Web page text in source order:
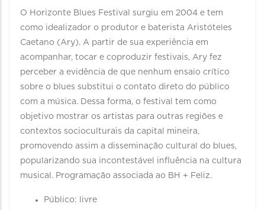
O Horizonte Blues Festival surgiu em 2004 e tem
como idealizador o produtor e baterista Aristóteles
Caetano (Ary). A partir de sua experiência em
acompanhar, tocar e coproduzir festivais, Ary fez
perceber a evidência de que nenhum ensaio crítico
sobre o blues substitui o contato direto do público
com a música. Dessa forma, o festival tem como
objetivo mostrar os artistas para outras regiões e
contextos socioculturais da capital mineira,
promovendo assim a disseminação cultural do blues,
popularizando sua incontestável influência na cultura
musical. Programação associada ao BH + Feliz.
Público: livre